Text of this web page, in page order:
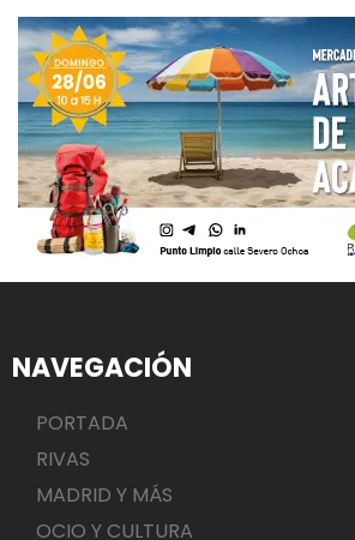
NAVEGACIÓN
PORTADA
RIVAS
MADRID Y MÁS
OCIO Y CULTURA